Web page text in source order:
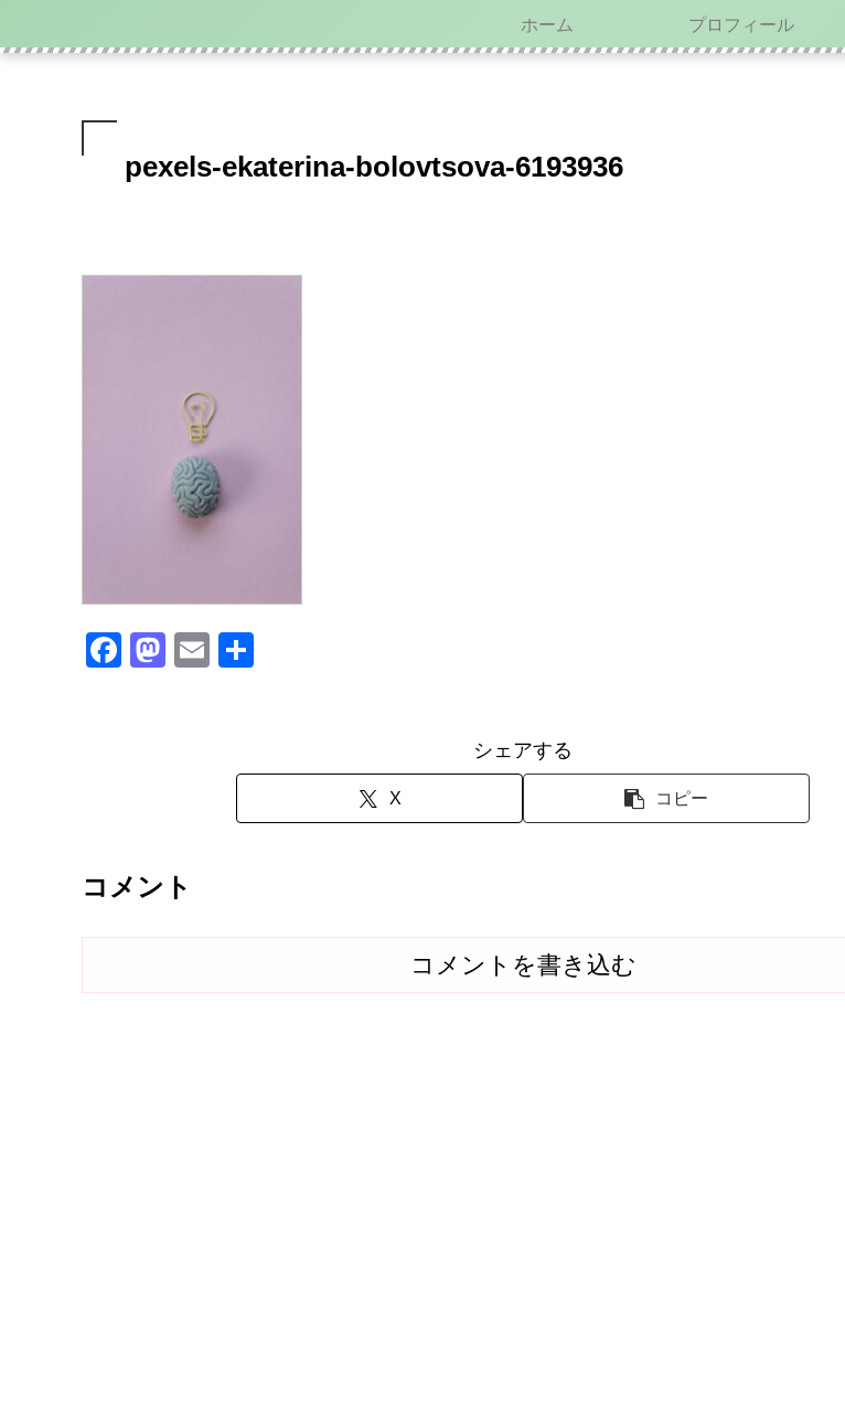
ホーム プロフィール
pexels-ekaterina-bolovtsova-6193936
F
k
M
E
シェアする
X コピー
コメント
コメントを書き込む